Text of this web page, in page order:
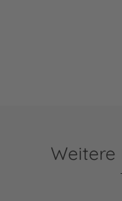
Weitere